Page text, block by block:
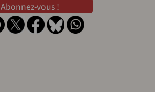
Abonnez-vous !